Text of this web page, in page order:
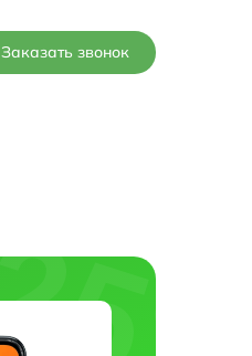
Заказать звонок